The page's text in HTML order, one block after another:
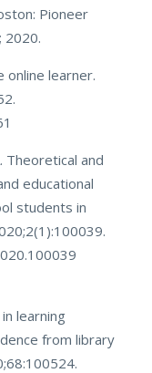
Pioneer
2020.
online learner.
Theoretical and
educational
students in
learning
from library